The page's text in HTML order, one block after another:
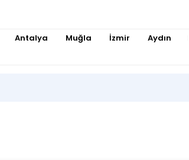
Antalya Muğla İzmir Aydın